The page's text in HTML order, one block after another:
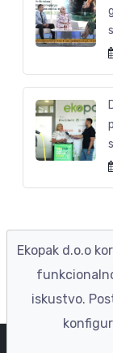
Ekopak d.o.o
iskustvo.